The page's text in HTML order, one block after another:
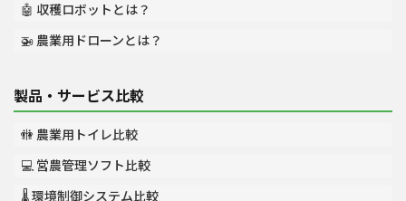
🤖 収穫ロボットとは？
🚁 農業用ドローンとは？
製品・サービス比較
🚻 農業用トイレ比較
💻 営農管理ソフト比較
🌡️ 環境制御システム比較